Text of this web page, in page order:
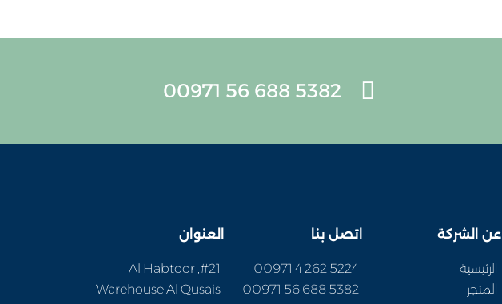
5382 688 56 00971
عن الشركة
الرئيسية
المتجر
اتصل بنا
5224 262 4 00971
5382 688 56 00971
العنوان
#21, Al Habtoor
Warehouse Al Qusais